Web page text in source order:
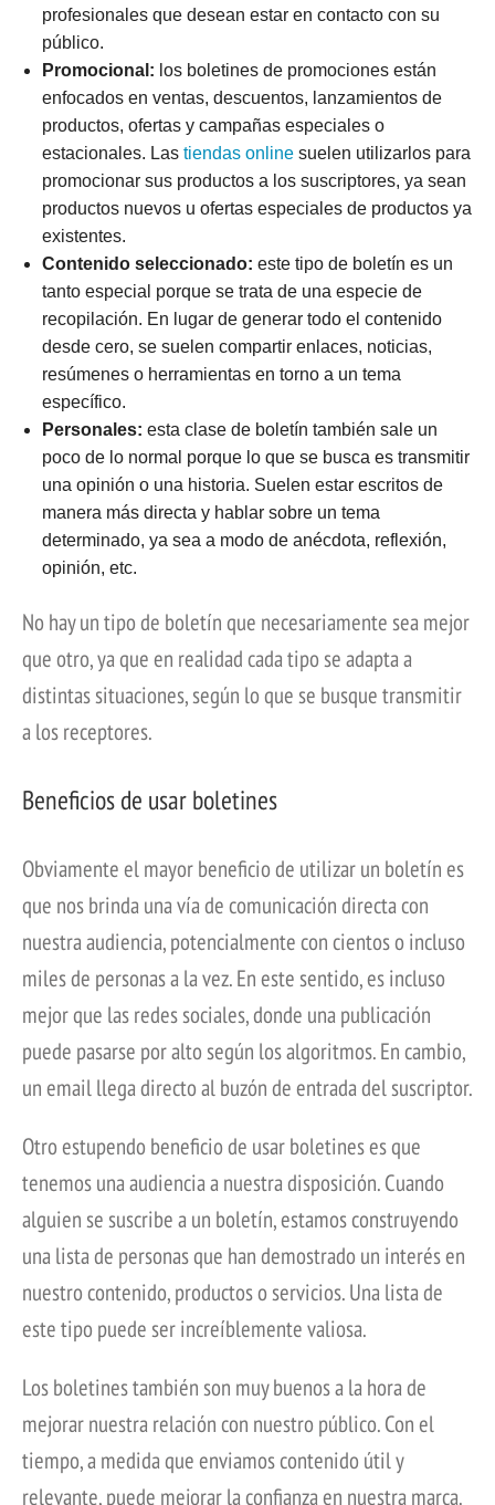
profesionales que desean estar en contacto con su
público.
Promocional: los boletines de promociones están
enfocados en ventas, descuentos, lanzamientos de
productos, ofertas y campañas especiales o
estacionales. Las tiendas onlinesuelen utilizarlos para
promocionar sus productos a los suscriptores, ya sean
productos nuevos u ofertas especiales de productos ya
existentes.
Contenido seleccionado: este tipo de boletín es un
tanto especial porque se trata de una especie de
recopilación. En lugar de generar todo el contenido
desde cero, se suelen compartir enlaces, noticias,
resúmenes o herramientas en torno a un tema
específico.
Personales: esta clase de boletín también sale un
poco de lo normal porque lo que se busca es transmitir
una opinión o una historia. Suelen estar escritos de
manera más directa y hablar sobre un tema
determinado, ya sea a modo de anécdota, reflexión,
opinión, etc.
No hay un tipo de boletín que necesariamente sea mejor
que otro, ya que en realidad cada tipo se adapta a
distintas situaciones, según lo que se busque transmitir
a los receptores.
Beneficios de usar boletines
Obviamente el mayor beneficio de utilizar un boletín es
que nos brinda una vía de comunicación directa con
nuestra audiencia, potencialmente con cientos o incluso
miles de personas a la vez. En este sentido, es incluso
mejor que las redes sociales, donde una publicación
puede pasarse por alto según los algoritmos. En cambio,
un email llega directo al buzón de entrada del suscriptor.
Otro estupendo beneficio de usar boletines es que
tenemos una audiencia a nuestra disposición. Cuando
alguien se suscribe a un boletín, estamos construyendo
una lista de personas que han demostrado un interés en
nuestro contenido, productos o servicios. Una lista de
este tipo puede ser increíblemente valiosa.
Los boletines también son muy buenos a la hora de
mejorar nuestra relación con nuestro público. Con el
tiempo, a medida que enviamos contenido útil y
relevante, puede mejorar la confianza en nuestra marca.